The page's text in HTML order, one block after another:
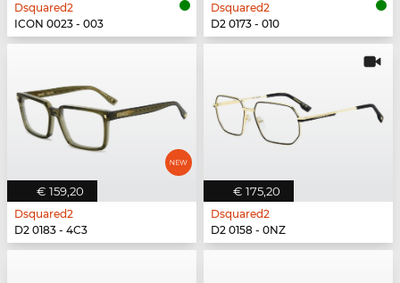
Dsquared2
ICON 0023 - 003
Dsquared2
D2 0173 - 010
€ 159,20
Dsquared2
D2 0183 - 4C3
€ 175,20
Dsquared2
D2 0158 - 0NZ